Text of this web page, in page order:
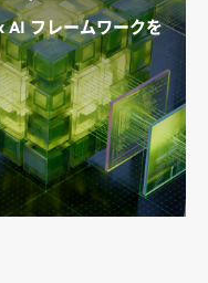
フレームワークを
発者は、Windows
セスできます。